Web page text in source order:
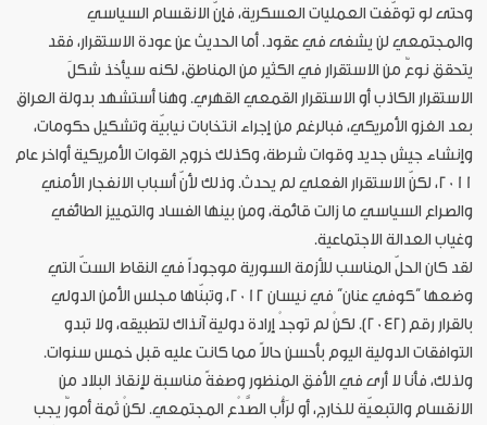
وحتى لو توقّفت العمليات العسكرية، فإنّ الانقسام السياسي
والمجتمعي لن يشفى في عقود. أما الحديث عن عودة الاستقرار، فقد
يتحقق نوعٌ من الاستقرار في الكثير من المناطق، لكنه سيأخذ شكلَ
الاستقرار الكاذب أو الاستقرار القمعي القهري. وهنا أستشهد بدولة العراق
بعد الغزو الأمريكي، فبالرغم من إجراء انتخابات نيابيّة وتشكيل حكومات،
وإنشاء جيش جديد وقوات شرطة، وكذلك خروج القوات الأمريكية أواخر عام
2011، لكنّ الاستقرار الفعلي لم يحدث. وذلك لأنّ أسباب الانفجار الأمني
والصراع السياسي ما زالت قائمة، ومن بينها الفساد والتمييز الطائفي
وغياب العدالة الاجتماعية.
لقد كان الحلّ المناسب للأزمة السورية موجوداً في النقاط الستّ التي
وضعها “كوفي عنان” في نيسان 2012، وتبنّاها مجلس الأمن الدولي
بالقرار رقم (2042). لكنْ لم توجدْ إرادة دولية آنذاك لتطبيقه، ولا تبدو
التوافقات الدولية اليوم بأحسن حالاً مما كانت عليه قبل خمس سنوات.
ولذلك، فأنا لا أرى في الأفق المنظور وصفةً مناسبة لإنقاذ البلاد من
الانقسام والتبعيّة للخارج، أو لرَأْب الصَّدْع المجتمعي. لكنْ ثمة أمورٌ يجب